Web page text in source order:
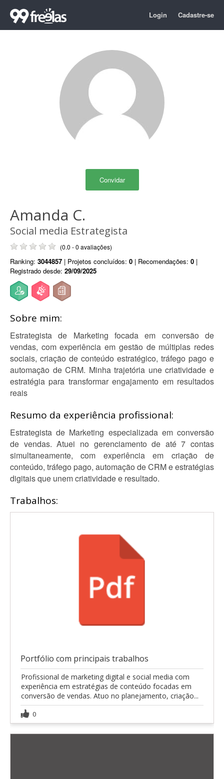
Login Cadastre-se
Convidar
Amanda C.
Social media Estrategista
(0.0 - 0 avaliações)
Ranking: 3044857 | Projetos concluídos: 0 | Recomendações: 0 |
Registrado desde: 29/09/2025
Sobre mim:
Estrategista de Marketing focada em conversão de
vendas, com experiência em gestão de múltiplas redes
sociais, criação de conteúdo estratégico, tráfego pago e
automação de CRM. Minha trajetória une criatividade e
estratégia para transformar engajamento em resultados
reais
Resumo da experiência profissional:
Estrategista de Marketing especializada em conversão
de vendas. Atuei no gerenciamento de até 7 contas
simultaneamente, com experiência em criação de
conteúdo, tráfego pago, automação de CRM e estratégias
digitais que unem criatividade e resultado.
Trabalhos:
Portfólio com principais trabalhos
Profissional de marketing digital e social media com
experiência em estratégias de conteúdo focadas em
conversão de vendas. Atuo no planejamento, criação...
0